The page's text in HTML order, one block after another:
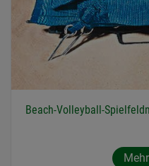
Beach-Volleyball-